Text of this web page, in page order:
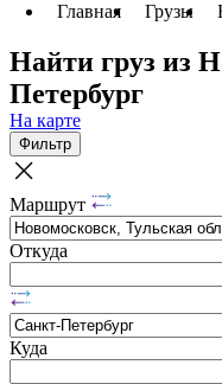
Главная Грузы
Найти груз из
Петербург
На карте
Фильтр
Маршрут
Откуда
Куда